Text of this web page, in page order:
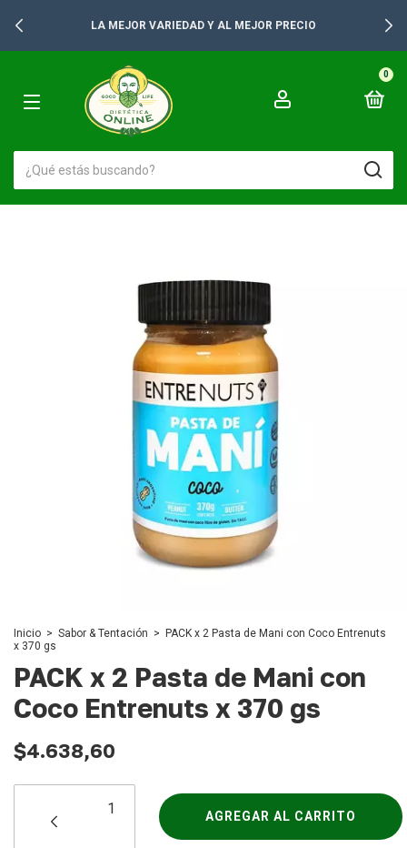
PRECIO +2500 PRODUCTOS PARA
0
Inicio > Sabor & Tentación >
PACK x 2 Pasta de Mani con Coco Entrenuts
x 370 gs
PACK x 2 Pasta de Mani con
Coco Entrenuts x 370 gs
$4.638,60